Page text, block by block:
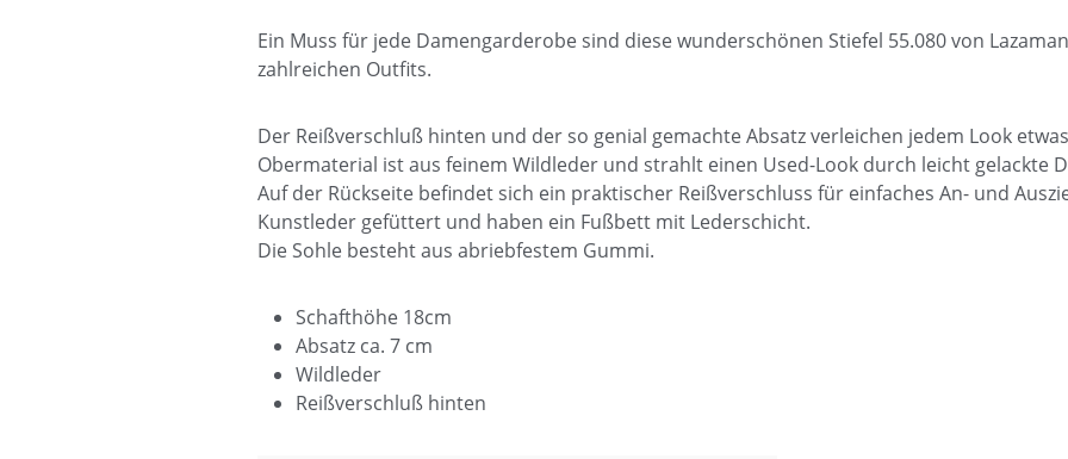
Ein Muss für jede Damengarderobe sind diese wunderschönen Stiefel 55.080 von
zahlreichen Outfits.
Der Reißverschluß hinten und der so genial gemachte Absatz verleichen jedem Look
Obermaterial ist aus feinem Wildleder und strahlt einen Used-Look durch leicht gelackte
Auf der Rückseite befindet sich ein praktischer Reißverschluss für einfaches An- und
Kunstleder gefüttert und haben ein Fußbett mit Lederschicht.
Die Sohle besteht aus abriebfestem Gummi.
Schafthöhe 18cm
Absatz ca. 7 cm
Wildleder
Reißverschluß hinten